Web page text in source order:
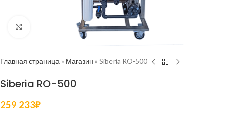
Нажмите, чтобы увеличить
Главная страница » Магазин » Siberia RO-500
Siberia RO-500
259 233₽